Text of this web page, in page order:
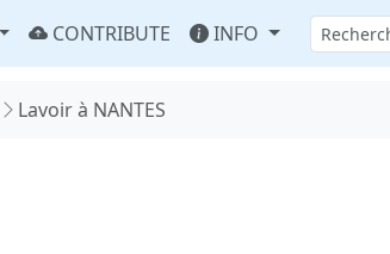
CONTRIBUTE INFO
Lavoir à NANTES